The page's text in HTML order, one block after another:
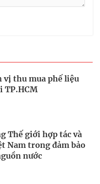
vị thu mua phế liệu
TP.HCM
Thế giới hợp tác và
Nam trong đảm bảo
nước